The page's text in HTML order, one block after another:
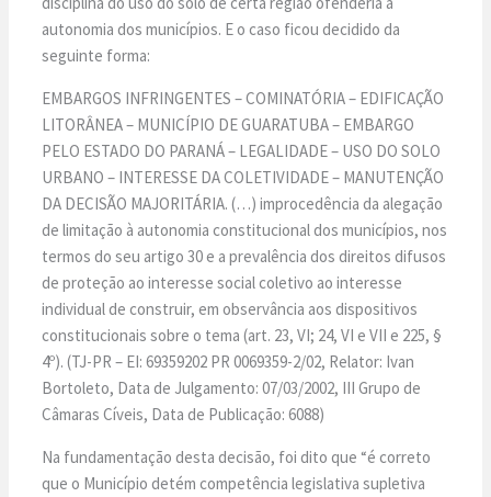
autonomia dos municípios. E o caso ficou decidido da
seguinte forma:
EMBARGOS INFRINGENTES – COMINATÓRIA – EDIFICAÇÃO
LITORÂNEA – MUNICÍPIO DE GUARATUBA – EMBARGO
PELO ESTADO DO PARANÁ – LEGALIDADE – USO DO SOLO
URBANO – INTERESSE DA COLETIVIDADE – MANUTENÇÃO
DA DECISÃO MAJORITÁRIA. (…) improcedência da alegação
de limitação à autonomia constitucional dos municípios, nos
termos do seu artigo 30 e a prevalência dos direitos difusos
de proteção ao interesse social coletivo ao interesse
individual de construir, em observância aos dispositivos
constitucionais sobre o tema (art. 23, VI; 24, VI e VII e 225, §
4º). (TJ-PR – EI: 69359202 PR 0069359-2/02, Relator: Ivan
Bortoleto, Data de Julgamento: 07/03/2002, III Grupo de
Câmaras Cíveis, Data de Publicação: 6088)
Na fundamentação desta decisão, foi dito que “é correto
que o Município detém competência legislativa supletiva